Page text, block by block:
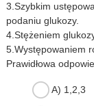
3.Szybkim
podaniu glukozy.
4.Stężeniem
5.Występowaniem
Prawidłowa
A) 1,2,3